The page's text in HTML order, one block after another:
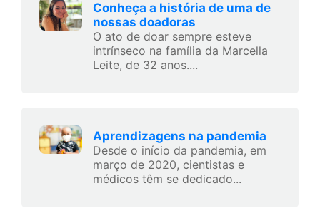
Conheça a história de uma de
nossas doadoras
O ato de doar sempre esteve
intrínseco na família da Marcella
Leite, de 32 anos....
Aprendizagens na pandemia
Desde o início da pandemia, em
março de 2020, cientistas e
médicos têm se dedicado...